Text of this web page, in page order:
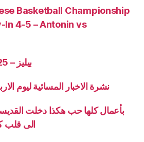
Basketball Championship
4-5 – Antonin vs
Minal – 11/06/2025 – بيليز
نشرة الاخبار المسائية ليوم الاربعاء 11
بأعمال كلها حب هكذا دخلت
الى قلب